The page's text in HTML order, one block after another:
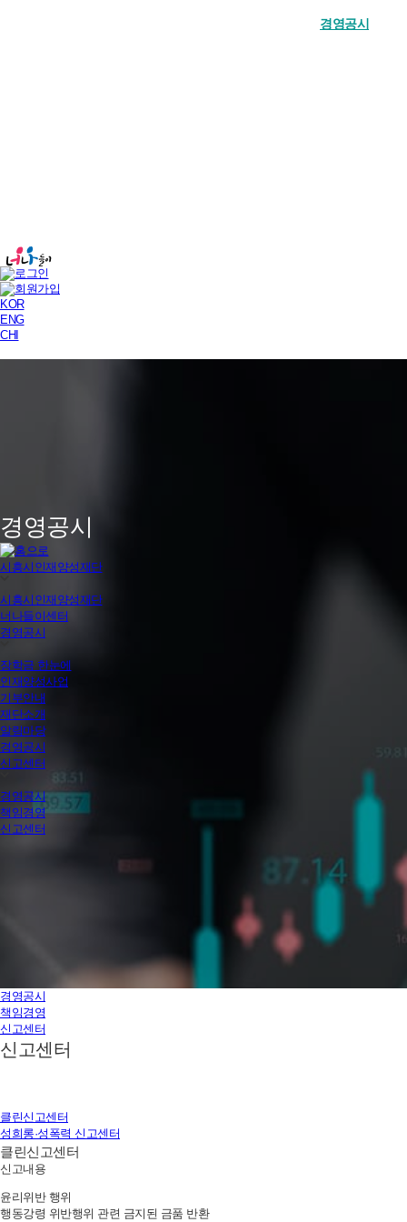
경영공시
KOR
ENG
CHI
경영공시
시흥시인재양성재단
시흥시인재양성재단
너나들이센터
경영공시
장학금 한눈에
인재양성사업
기부안내
재단소개
알림마당
경영공시
신고센터
경영공시
책임경영
신고센터
경영공시
책임경영
신고센터
신고센터
클린신고센터
성희롱·성폭력 신고센터
클린신고센터
신고내용
윤리위반 행위
행동강령 위반행위 관련 금지된 금품 반환